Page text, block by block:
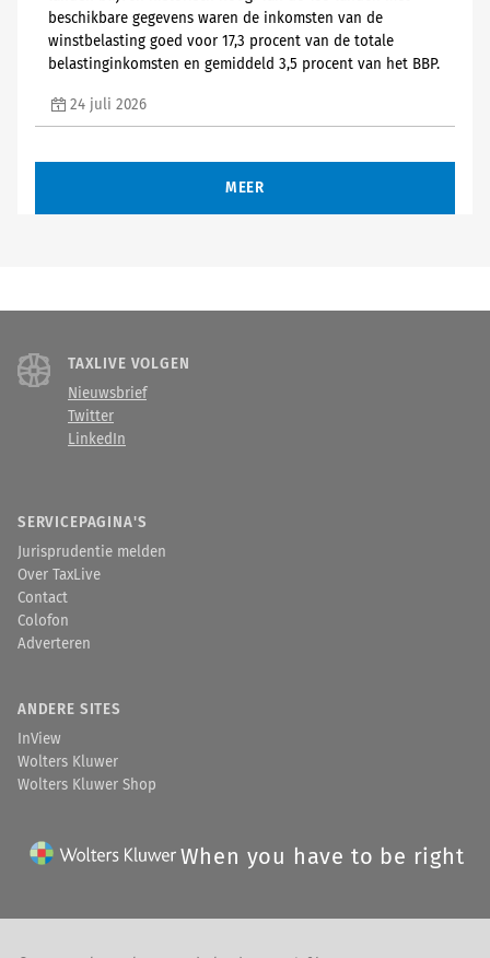
beschikbare gegevens waren de inkomsten van de
winstbelasting goed voor 17,3 procent van de totale
belastinginkomsten en gemiddeld 3,5 procent van het BBP.
24 juli 2026
MEER
TAXLIVE VOLGEN
Nieuwsbrief
Twitter
LinkedIn
SERVICEPAGINA'S
Jurisprudentie melden
Over TaxLive
Contact
Colofon
Adverteren
ANDERE SITES
InView
Wolters Kluwer
Wolters Kluwer Shop
When you have to be right